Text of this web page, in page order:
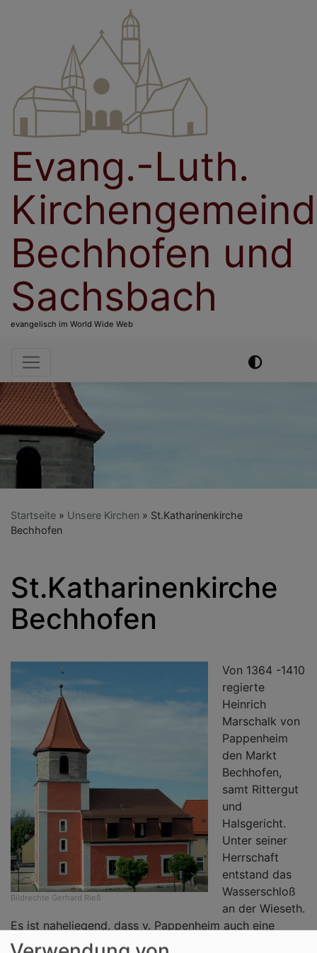
Evang.-Luth.
Bechhofen und
Sachsbach
evangelisch im World Wide Web
Hauptnavigation
Startseite Unsere Kirchen
St.Katharinenkirche
Bechhofen
St.Katharinenkirche
Bechhofen
Bildrechte Gerhard Rieß
Von 1364 -1410
regierte
Heinrich
Marschalk von
Pappenheim
den Markt
Bechhofen,
samt Rittergut
und
Halsgericht.
Unter seiner
Herrschaft
entstand das
Wasserschloß
an der Wieseth.
Es ist naheliegend, dass v. Pappenheim auch eine
Schloßkapelle erbaute und diese nach der heiligen